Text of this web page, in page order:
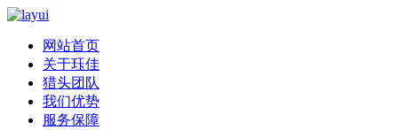
网站首页
关于珏佳
猎头团队
我们优势
服务保障